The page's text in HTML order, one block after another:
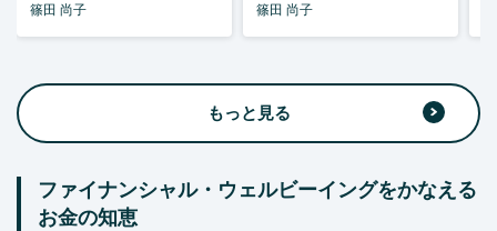
篠田 尚子 篠田 尚子
もっと見る
ファイナンシャル・ウェルビーイングをかなえる
お金の知恵